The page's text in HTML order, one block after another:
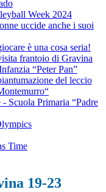
Week 2024
uccide anche i suoi
è una cosa seria!
frantoio di Gravina
“Peter Pan”
del leccio
Scuola Primaria “Padre
Time
19-23